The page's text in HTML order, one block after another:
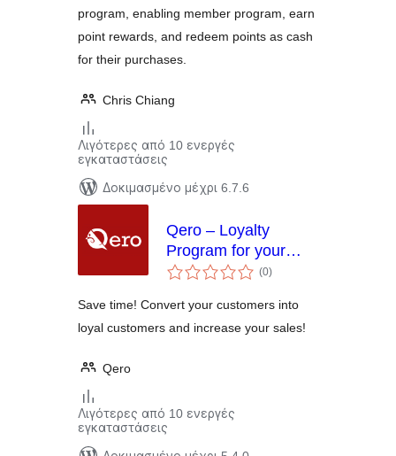
program, enabling member program, earn
point rewards, and redeem points as cash
for their purchases.
Chris Chiang
Λιγότερες από 10 ενεργές
εγκαταστάσεις
Δοκιμασμένο μέχρι 6.7.6
Qero – Loyalty
Program for your
store
(0αξιολογήσεις
σύνολο
)
Save time! Convert your customers into
loyal customers and increase your sales!
Qero
Λιγότερες από 10 ενεργές
εγκαταστάσεις